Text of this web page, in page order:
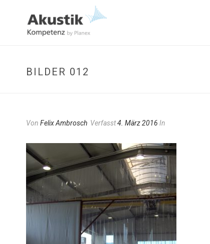
BILDER 012
Von Felix Ambrosch Verfasst4. März 2016 In